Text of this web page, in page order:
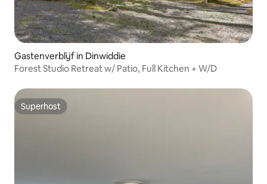
Gastenverblijf in Dinwiddie
Forest Studio Retreat w/ Patio, Full Kitchen + W/D
Superhost
Superhost